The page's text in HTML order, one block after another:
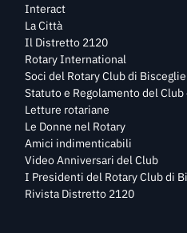
Interact
La Città
Il Distretto 2120
Rotary International
Soci del Rotary Club di Bisceglie
Statuto e Regolamento del
Letture rotariane
Le Donne nel Rotary
Amici indimenticabili
Video Anniversari del Club
I Presidenti del Rotary Club di
Rivista Distretto 2120